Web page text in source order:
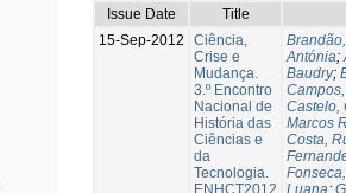
Issue Date
Title
15-Sep-2012
Ciência,
Crise e
Mudança.
3.º Encontro
Nacional de
História das
Ciências e
da
Tecnologia.
ENHCT2012
Antónia;
Baudry;
Castelo,
Marcos
Costa,
Luana;